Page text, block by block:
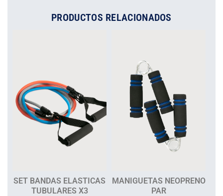
PRODUCTOS RELACIONADOS
SET BANDAS ELASTICAS
TUBULARES X3
MANIGUETAS NEOPRENO
PAR